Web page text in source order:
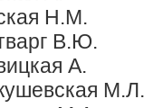
Н.М.
В.Ю.
А.
М.Л.